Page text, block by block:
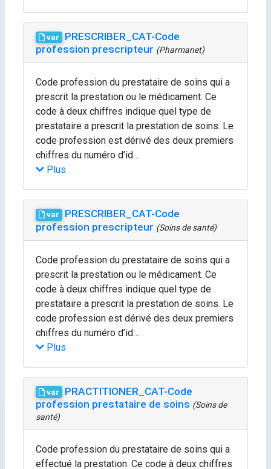
var
PRESCRIBER_CAT-Code
profession prescripteur (Pharmanet)
Code profession du prestataire de soins qui a
prescrit la prestation ou le médicament. Ce
code à deux chiffres indique quel type de
prestataire a prescrit la prestation de soins. Le
code profession est dérivé des deux premiers
chiffres du numéro d’id…
Plus
var
PRESCRIBER_CAT-Code
profession prescripteur (Soins de santé)
Code profession du prestataire de soins qui a
prescrit la prestation ou le médicament. Ce
code à deux chiffres indique quel type de
prestataire a prescrit la prestation de soins. Le
code profession est dérivé des deux premiers
chiffres du numéro d’id…
Plus
var
PRACTITIONER_CAT-Code
profession prestataire de soins (Soins de
santé)
Code profession du prestataire de soins qui a
effectué la prestation. Ce code à deux chiffres